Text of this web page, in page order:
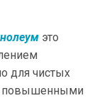
это
для чистых
повышенными